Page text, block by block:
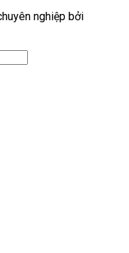
nghiệp bởi